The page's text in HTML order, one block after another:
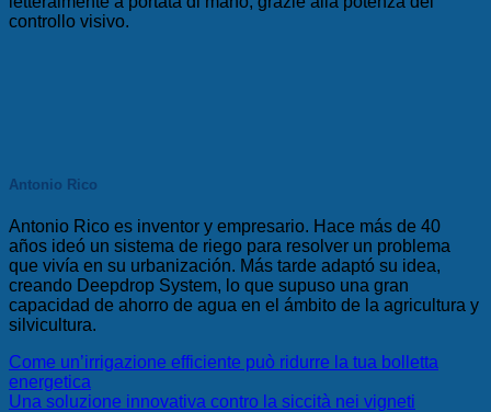
controllo visivo.
Antonio Rico
Antonio Rico es inventor y empresario. Hace más de 40
años ideó un sistema de riego para resolver un problema
que vivía en su urbanización. Más tarde adaptó su idea,
creando Deepdrop System, lo que supuso una gran
capacidad de ahorro de agua en el ámbito de la agricultura y
silvicultura.
Come un’irrigazione efficiente può ridurre la tua bolletta
energetica
Una soluzione innovativa contro la siccità nei vigneti